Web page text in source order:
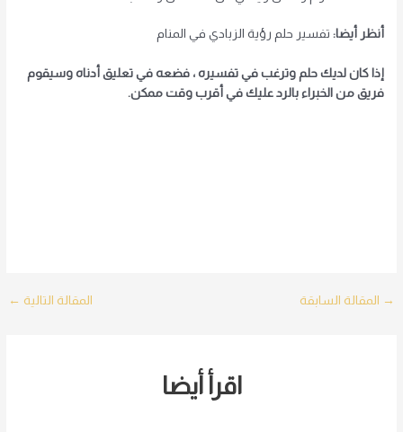
أنظر أيضا: تفسير حلم رؤية الزبادي في المنام
إذا كان لديك حلم وترغب في تفسيره ، فضعه في تعليق أدناه وسيقوم
فريق من الخبراء بالرد عليك في أقرب وقت ممكن.
Post
→ المقالة السابقة المقالة التالية ←
اقرأ أيضا